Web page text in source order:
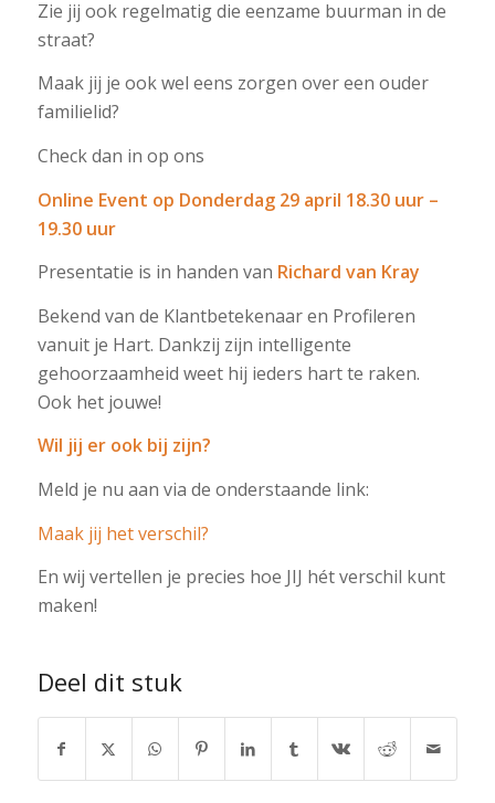
Zie jij ook regelmatig die eenzame buurman in de
straat?
Maak jij je ook wel eens zorgen over een ouder
familielid?
Check dan in op ons
Online Event op Donderdag 29 april 18.30 uur –
19.30 uur
Presentatie is in handen van Richard van Kray
Bekend van de Klantbetekenaar en Profileren
vanuit je Hart. Dankzij zijn intelligente
gehoorzaamheid weet hij ieders hart te raken.
Ook het jouwe!
Wil jij er ook bij zijn?
Meld je nu aan via de onderstaande link:
Maak jij het verschil?
En wij vertellen je precies hoe JIJ hét verschil kunt
maken!
Deel dit stuk